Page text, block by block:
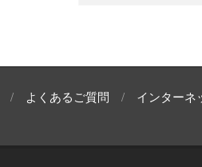
よくあるご質問
インターネ